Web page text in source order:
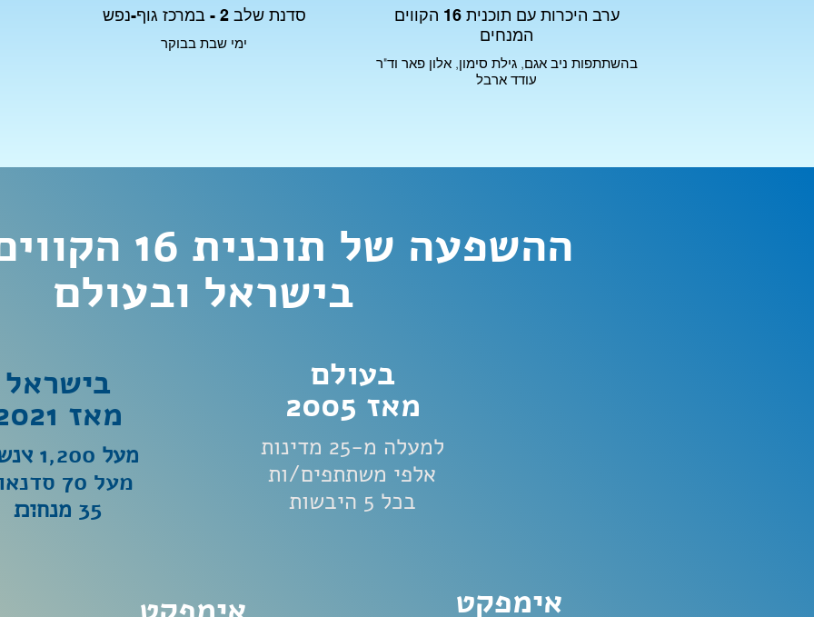
ערב היכרות עם תוכנית 16 הקווים
המנחים
בהשתתפות ניב אגם, גילת סימון, אלון פאר וד"ר
עודד ארבל
סדנת שלב 2 - במרכז גוף-נפש
ימי שבת בבוקר
ההשפעה של תוכנית 16 הקווים המנחים
בישראל ובעולם
מעל 1,200
מעל 70 סדנאות
35 מנח׊׉
בישראל
מאז 2021
בעולם
מאז 2005
למעלה מ-25 מדינות
אלפי משתתפים/ות
בכל 5 היבשות
אימפקט